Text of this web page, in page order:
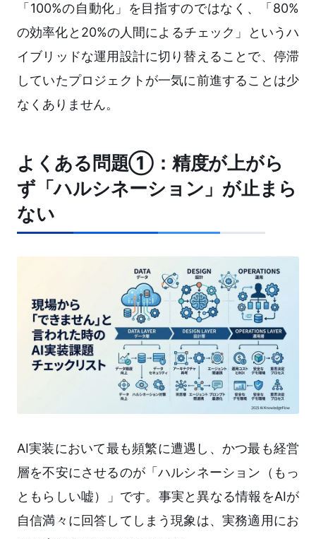
「100%の自動化」を目指すのではなく、「80%
の効率化と20%の人間によるチェック」というハ
イブリッドな運用設計に切り替えることで、停滞
していたプロジェクトが一気に前進することは少
なくありません。
よくある問題①：精度が上がら
ず「ハルシネーション」が止まら
ない
AI実装において最も頻繁に遭遇し、かつ最も経営
層を不安にさせるのが「ハルシネーション（もっ
ともらしい嘘）」です。事実と異なる情報をAIが
自信満々に回答してしまう現象は、実務適用にお